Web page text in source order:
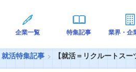
企業一覧 特集記事 業界・企
就活特集記事 【就活＝リクルートス